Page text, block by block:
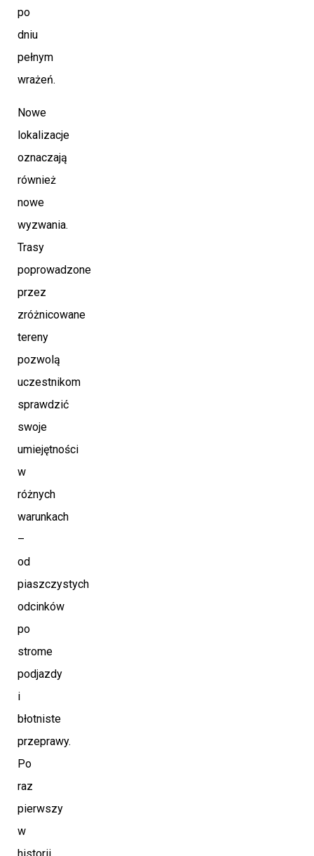
po
dniu
pełnym
wrażeń.
Nowe
lokalizacje
oznaczają
również
nowe
wyzwania.
Trasy
poprowadzone
przez
zróżnicowane
tereny
pozwolą
uczestnikom
sprawdzić
swoje
umiejętności
w
różnych
warunkach
–
od
piaszczystych
odcinków
po
strome
podjazdy
i
błotniste
przeprawy.
Po
raz
pierwszy
w